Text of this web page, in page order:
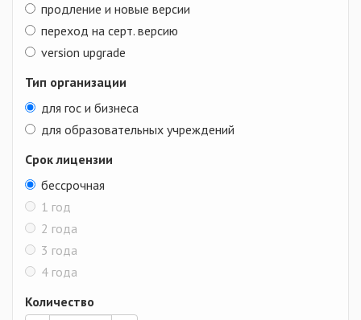
продление и новые версии
переход на серт. версию
version upgrade
Тип организации
для гос и бизнеса
для образовательных учреждений
Срок лицензии
бессрочная
1 год
2 года
3 года
4 года
Количество